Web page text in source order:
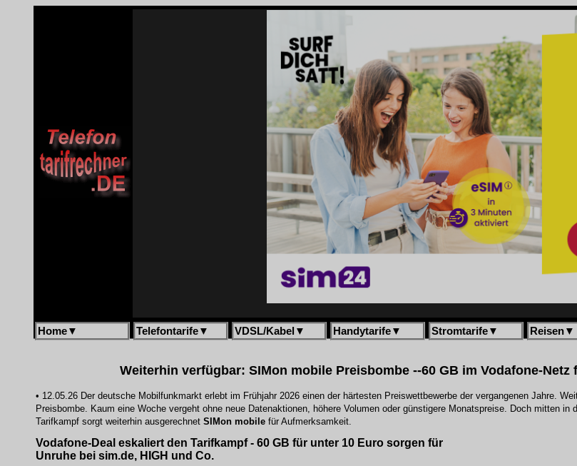
Home▼ Telefontarife▼ VDSL/Kabel ▼ Handytarife▼ Stromtarife▼ Reisen▼
Weiterhin verfügbar: SIMon mobile Preisbombe --60 GB im Vodafone-Netz
• 12.05.26 Der deutsche Mobilfunkmarkt erlebt im Frühjahr 2026 einen der härtesten Preiswettbewerbe der vergangenen Jahre.
Preisbombe. Kaum eine Woche vergeht ohne neue Datenaktionen, höhere Volumen oder günstigere Monatspreise. Doch mitten in
Tarifkampf sorgt weiterhin ausgerechnet SIMon mobile für Aufmerksamkeit.
Vodafone-Deal eskaliert den Tarifkampf - 60 GB für unter 10 Euro sorgen für
Unruhe bei sim.de, HIGH und Co.